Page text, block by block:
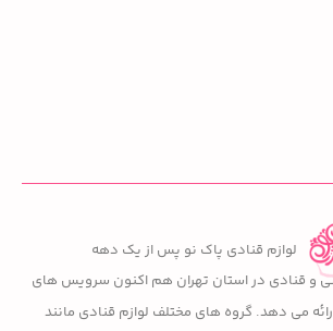
لوازم قنادی پاک نو پس از یک دهه
و قنادی در استان تهران هم اکنون سرویس های
می دهد. گروه های مختلف لوازم قنادی مانند